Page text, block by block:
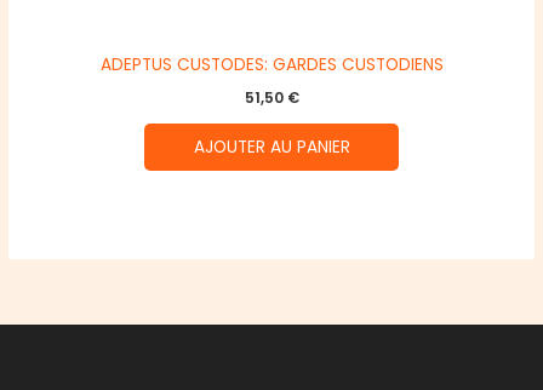
ADEPTUS CUSTODES: GARDES CUSTODIENS
51,50 €
AJOUTER AU PANIER